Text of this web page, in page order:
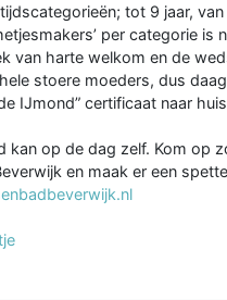
tot 9 jaar,
per categorie is
van harte welkom en de
stoere moeders, dus
IJmond” certificaat naar
kan op de dag zelf. Kom op
en maak er een